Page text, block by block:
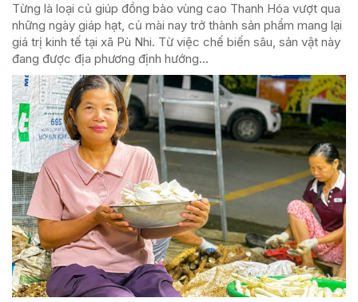
Từng là loại củ giúp đồng bào vùng cao Thanh Hóa vượt qua
những ngày giáp hạt, củ mài nay trở thành sản phẩm mang lại
giá trị kinh tế tại xã Pù Nhi. Từ việc chế biến sâu, sản vật này
đang được địa phương định hướng...